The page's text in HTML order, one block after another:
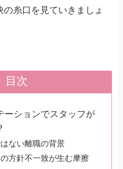
糸口を見ていきましょ
目次
ーションでスタッフが
ない離職の背景
方針不一致が生む摩擦